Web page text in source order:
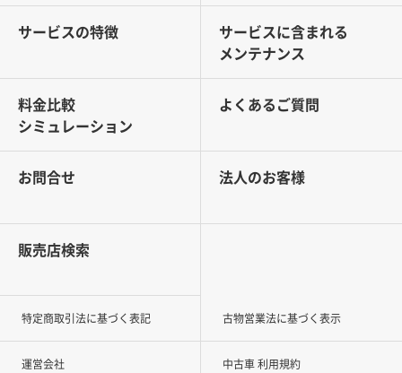
サービスの特徴
サービスに含まれる
メンテナンス
料金比較
シミュレーション
よくあるご質問
お問合せ 法人のお客様
販売店検索
特定商取引法に基づく表記 古物営業法に基づく表示
運営会社 中古車 利用規約